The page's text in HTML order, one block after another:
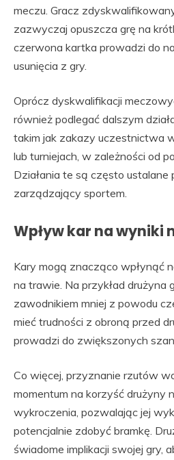
meczu. Gracz
zazwyczaj opuszcza grę na
czerwona kartka prowadzi do
usunięcia z gry.
Oprócz dyskwalifikacji
również podlegać dalszym
takim jak zakazy uczestnictwa
lub turniejach, w zależności od
Działania te są często ustalane
zarządzający sportem.
Wpływ kar na wyniki
Kary mogą znacząco wpłynąć
na trawie. Na przykład drużyna
zawodnikiem mniej z powodu
mieć trudności z obroną przed
prowadzi do zwiększonych
Co więcej, przyznanie rzutów
momentum na korzyść drużyny
wykroczenia, pozwalając jej
potencjalnie zdobyć bramkę.
świadome implikacji swojej gry,